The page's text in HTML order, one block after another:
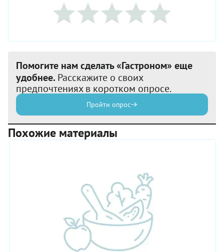
Помогите нам сделать «Гастроном» еще
удобнее. Расскажите о своих
предпочтениях в коротком опросе.
Пройти опрос
Похожие материалы